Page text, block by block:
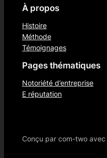
À propos
Histoire
Méthode
Témoignages
Pages thématiques
Notoriété d’entreprise
E réputation
Conçu par com-two avec